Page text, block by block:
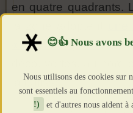
en quatre quadrants.
«labyrinthique».
la bâtisse.
Nous utilisons des cookies sur
sont essentiels au
!)
et d'autres nous aident